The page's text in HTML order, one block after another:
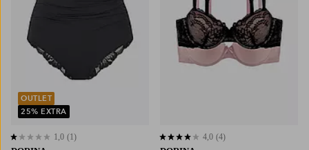
1,0 baseret på 1 bedømmelser
1,0 (1)
OUTLET
25% EXTRA
4,0 baseret på 4 bedømmelser
4,0 (4)